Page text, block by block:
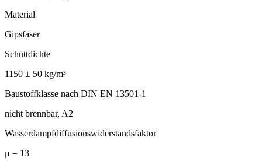
Material
Gipsfaser
Schüttdichte
1150 ± 50 kg/m³
Baustoffklasse nach DIN EN 13501-1
nicht brennbar, A2
Wasserdampfdiffusionswiderstandsfaktor
μ = 13